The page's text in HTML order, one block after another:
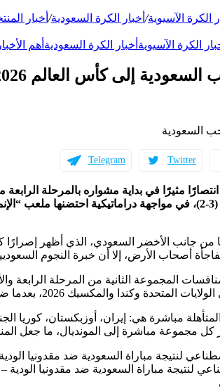
الكرة الآسيوية/ أخبار الكرة السعودية/ أخبار
الكرة الآسيوية أخبار الكرة السعودية أهم الأخبار
كأس العالم 2026 بعد الفوز على إندونيسيا؟
Twitter
Telegram
نظيره الإندونيسي بنتيجة (3-2)، في مواجهة
من جانب الأخضر السعودي، الذي أظهر
أصحاب الأرض، إلا أن خبرة النجوم
المجموعة الثانية من المرحلة الرابعة
بعدما ضمنت ستة منتخبات آسيوية أخرى عبورها المباشر في المرحلة السابقة.
مباشرة هي: إيران، أوزبكستان، كوريا
كل مجموعة مباشرة إلى المونديال، ما جعل
لنتيجة مباراة السعودية ضد مقدونيا الودية –